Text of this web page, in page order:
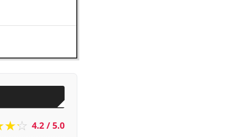
4.2 / 5.0